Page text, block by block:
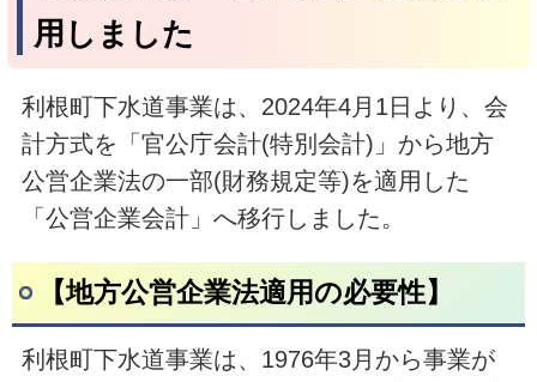
用しました
利根町下水道事業は、2024年4月1日より、会
計方式を「官公庁会計(特別会計)」から地方
公営企業法の一部(財務規定等)を適用した
「公営企業会計」へ移行しました。
【地方公営企業法適用の必要性】
利根町下水道事業は、1976年3月から事業が